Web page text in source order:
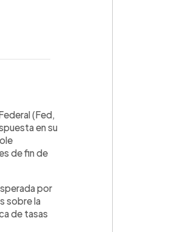
(Fed,
en su
de fin de
por
sobre la
de tasas